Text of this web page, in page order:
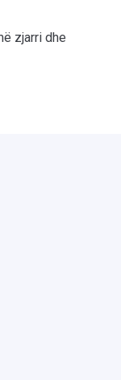
zjarri dhe